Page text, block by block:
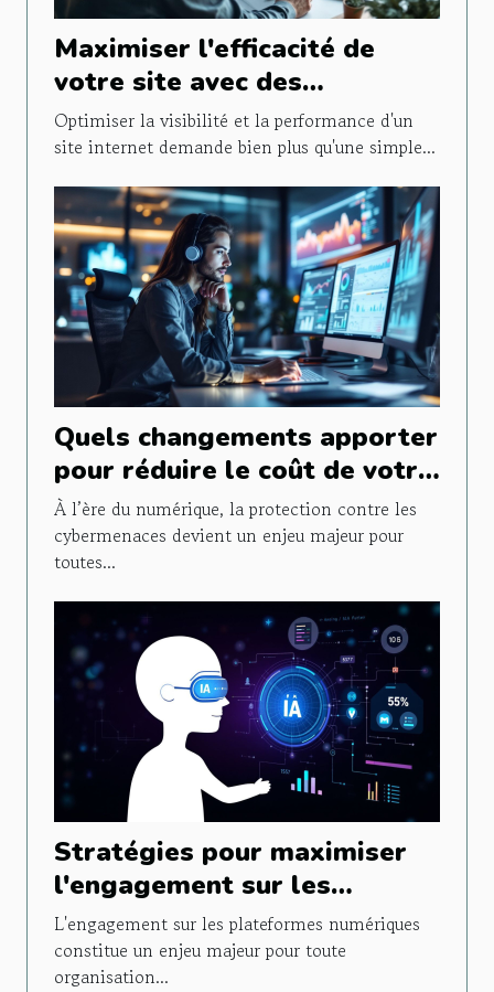
Maximiser l'efficacité de
votre site avec des
stratégies SEO avancées
Optimiser la visibilité et la performance d'un
site internet demande bien plus qu'une simple...
Quels changements apporter
pour réduire le coût de votre
assurance cyber ?
À l’ère du numérique, la protection contre les
cybermenaces devient un enjeu majeur pour
toutes...
Stratégies pour maximiser
l'engagement sur les
plateformes numériques
L'engagement sur les plateformes numériques
constitue un enjeu majeur pour toute
organisation...